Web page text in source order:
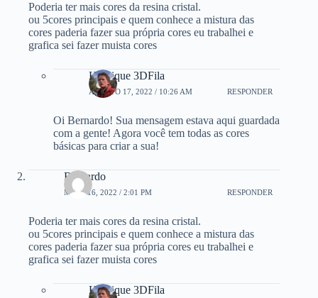
Poderia ter mais cores da resina cristal.
ou 5cores principais e quem conhece a mistura das
cores paderia fazer sua própria cores eu trabalhei e
grafica sei fazer muista cores
Henrique 3DFila
AGOSTO 17, 2022 / 10:26 AM RESPONDER
Oi Bernardo! Sua mensagem estava aqui guardada
com a gente! Agora você tem todas as cores
básicas para criar a sua!
Bernardo
MAIO 16, 2022 / 2:01 PM RESPONDER
Poderia ter mais cores da resina cristal.
ou 5cores principais e quem conhece a mistura das
cores paderia fazer sua própria cores eu trabalhei e
grafica sei fazer muista cores
Henrique 3DFila